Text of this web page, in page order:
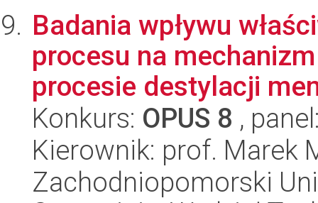
Badania wpływu
procesu na
procesie destylacji
Konkurs: OPUS 8 ,
Kierownik: prof. Marek
Zachodniopomorski